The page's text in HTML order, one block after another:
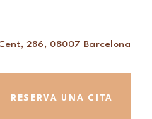
286, 08007 Barcelona
RESERVA UNA CITA